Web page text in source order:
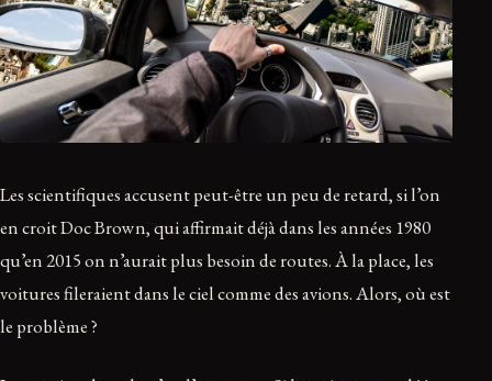
Les scientifiques accusent peut-être un peu de retard, si l’on
en croit Doc Brown, qui affirmait déjà dans les années 1980
qu’en 2015 on n’aurait plus besoin de routes. À la place, les
voitures fileraient dans le ciel comme des avions. Alors, où est
le problème ?